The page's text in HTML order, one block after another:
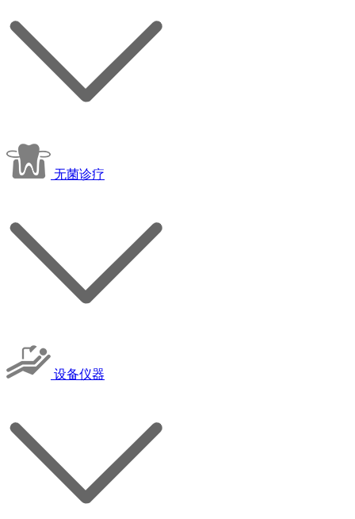
无菌诊疗
设备仪器